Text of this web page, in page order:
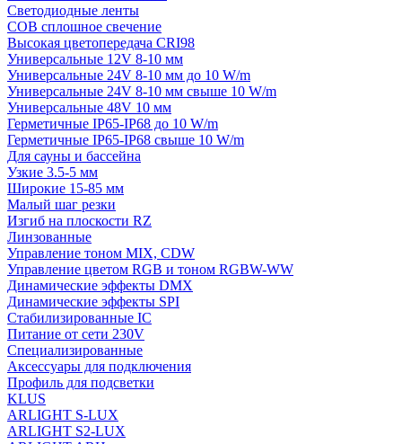
Светодиодные ленты
COB сплошное свечение
Высокая цветопередача CRI98
Универсальные 12V 8-10 мм
Универсальные 24V 8-10 мм до 10 W/m
Универсальные 24V 8-10 мм свыше 10 W/m
Универсальные 48V 10 мм
Герметичные IP65-IP68 до 10 W/m
Герметичные IP65-IP68 свыше 10 W/m
Для сауны и бассейна
Узкие 3.5-5 мм
Широкие 15-85 мм
Малый шаг резки
Изгиб на плоскости RZ
Линзованные
Управление тоном MIX, CDW
Управление цветом RGB и тоном RGBW-WW
Динамические эффекты DMX
Динамические эффекты SPI
Стабилизированные IC
Питание от сети 230V
Специализированные
Аксессуары для подключения
Профиль для подсветки
KLUS
ARLIGHT S-LUX
ARLIGHT S2-LUX